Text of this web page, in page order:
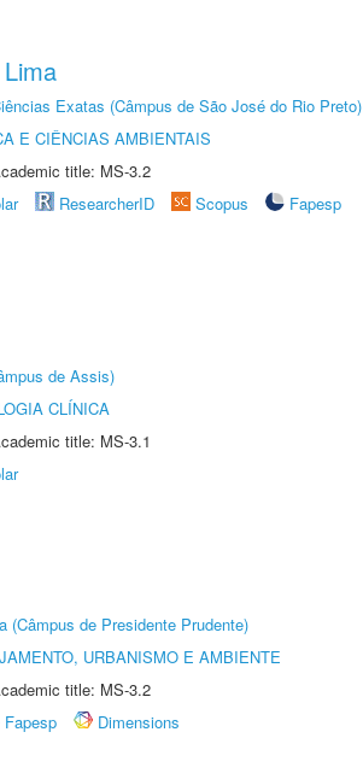
Exatas (Câmpus de São José do Rio Preto)
E CIÊNCIAS AMBIENTAIS
title: MS-3.2
ResearcherID Scopus
Fapesp
de Assis)
CLÍNICA
title: MS-3.1
(Câmpus de Presidente Prudente)
URBANISMO E AMBIENTE
title: MS-3.2
Fapesp
Dimensions